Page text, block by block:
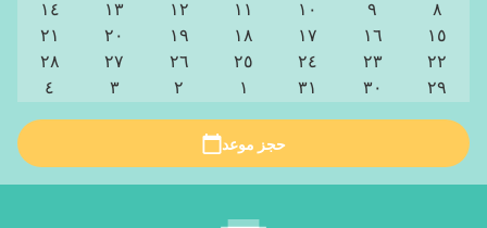
٨
٩ ١٠ ١١ ١٢ ١٣
١٤
١٥
١٦ ١٧ ١٨ ١٩ ٢٠
٢١
٢٢
٢٣ ٢٤ ٢٥ ٢٦ ٢٧
٢٨
٢٩
٣٠ ٣١ ١ ٢ ٣ ٤
حجز موعد